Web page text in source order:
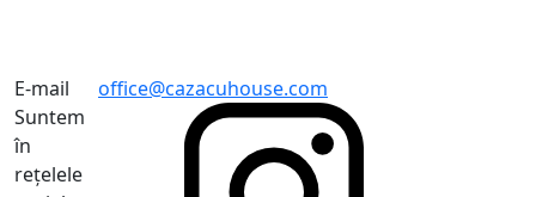
E-mail
office@cazacuhouse.com
Suntem
în
rețelele